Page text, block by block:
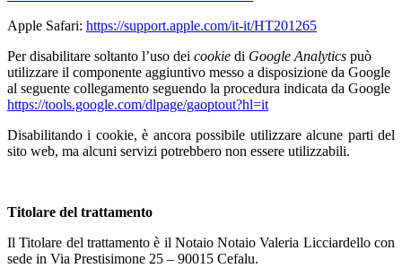
Apple Safari: https://support.apple.com/it-it/HT201265
Per disabilitare soltanto l’uso dei cookie di Google Analytics può
utilizzare il componente aggiuntivo messo a disposizione da Google
al seguente collegamento seguendo la procedura indicata da Google
https://tools.google.com/dlpage/gaoptout?hl=it
Disabilitando i cookie, è ancora possibile utilizzare alcune parti del
sito web, ma alcuni servizi potrebbero non essere utilizzabili.
Titolare del trattamento
Il Titolare del trattamento è il Notaio Notaio Valeria Licciardello con
sede in Via Prestisimone 25 – 90015 Cefalu.